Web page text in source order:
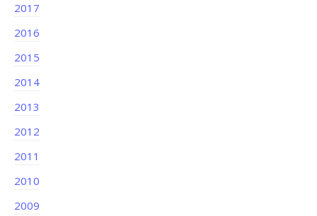
2017
2016
2015
2014
2013
2012
2011
2010
2009